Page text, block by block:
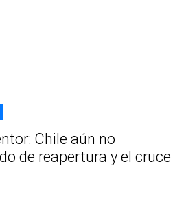
Chile aún no
de reapertura y el cruce